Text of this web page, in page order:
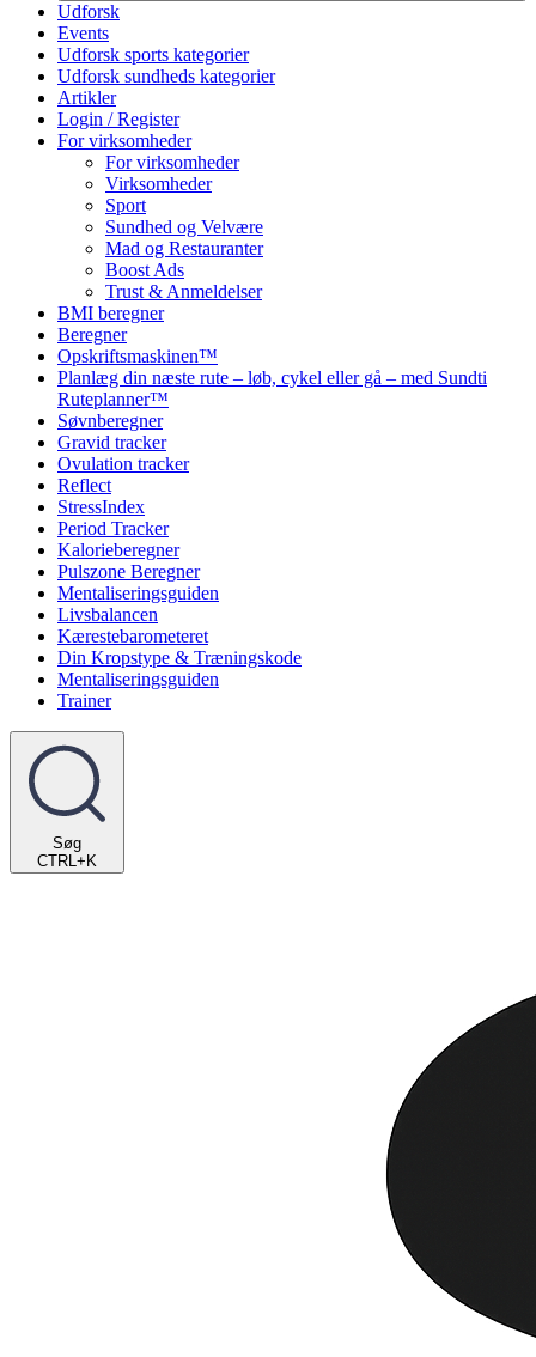
Udforsk
Events
Udforsk sports kategorier
Udforsk sundheds kategorier
Artikler
Login / Register
For virksomheder
For virksomheder
Virksomheder
Sport
Sundhed og Velvære
Mad og Restauranter
Boost Ads
Trust & Anmeldelser
BMI beregner
Beregner
Opskriftsmaskinen™
Planlæg din næste rute – løb, cykel eller gå – med Sundti
Ruteplanner™
Søvnberegner
Gravid tracker
Ovulation tracker
Reflect
StressIndex
Period Tracker
Kalorieberegner
Pulszone Beregner
Mentaliseringsguiden
Livsbalancen
Kærestebarometeret
Din Kropstype & Træningskode
Mentaliseringsguiden
Trainer
Søg
CTRL+K